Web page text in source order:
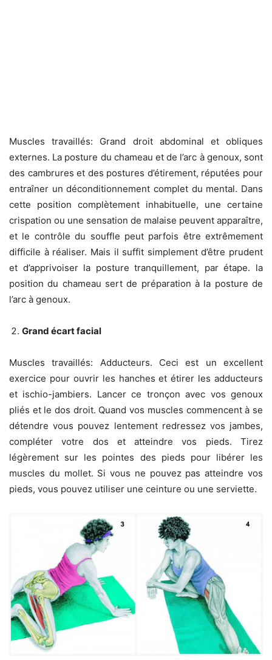
Muscles travaillés: Grand droit abdominal et obliques
externes. La posture du chameau et de l’arc à genoux, sont
des cambrures et des postures d’étirement, réputées pour
entraîner un déconditionnement complet du mental. Dans
cette position complètement inhabituelle, une certaine
crispation ou une sensation de malaise peuvent apparaître,
et le contrôle du souffle peut parfois être extrêmement
difficile à réaliser. Mais il suffit simplement d’être prudent
et d’apprivoiser la posture tranquillement, par étape. la
position du chameau sert de préparation à la posture de
l’arc à genoux.
Grand écart facial
Muscles travaillés: Adducteurs. Ceci est un excellent
exercice pour ouvrir les hanches et étirer les adducteurs
et ischio-jambiers. Lancer ce tronçon avec vos genoux
pliés et le dos droit. Quand vos muscles commencent à se
détendre vous pouvez lentement redressez vos jambes,
compléter votre dos et atteindre vos pieds. Tirez
légèrement sur les pointes des pieds pour libérer les
muscles du mollet. Si vous ne pouvez pas atteindre vos
pieds, vous pouvez utiliser une ceinture ou une serviette.